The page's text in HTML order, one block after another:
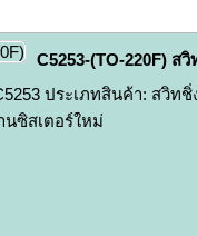
C5253-(TO-220F) สวิ
ประเภทสินค้า: สวิทชิ่
ซิสเตอร์ใหม่